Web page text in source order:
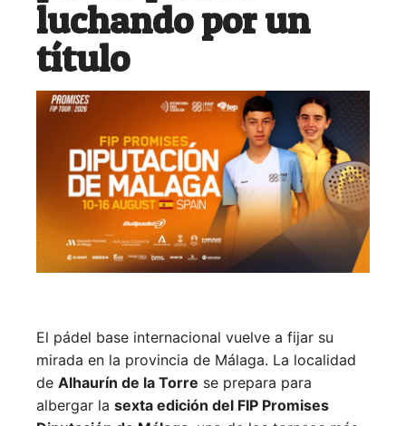
luchando por un
título
El pádel base internacional vuelve a fijar su
mirada en la provincia de Málaga. La localidad
de Alhaurín de la Torre se prepara para
albergar la sexta edición del FIP Promises